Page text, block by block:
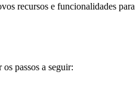
recursos e funcionalidades
passos a seguir: